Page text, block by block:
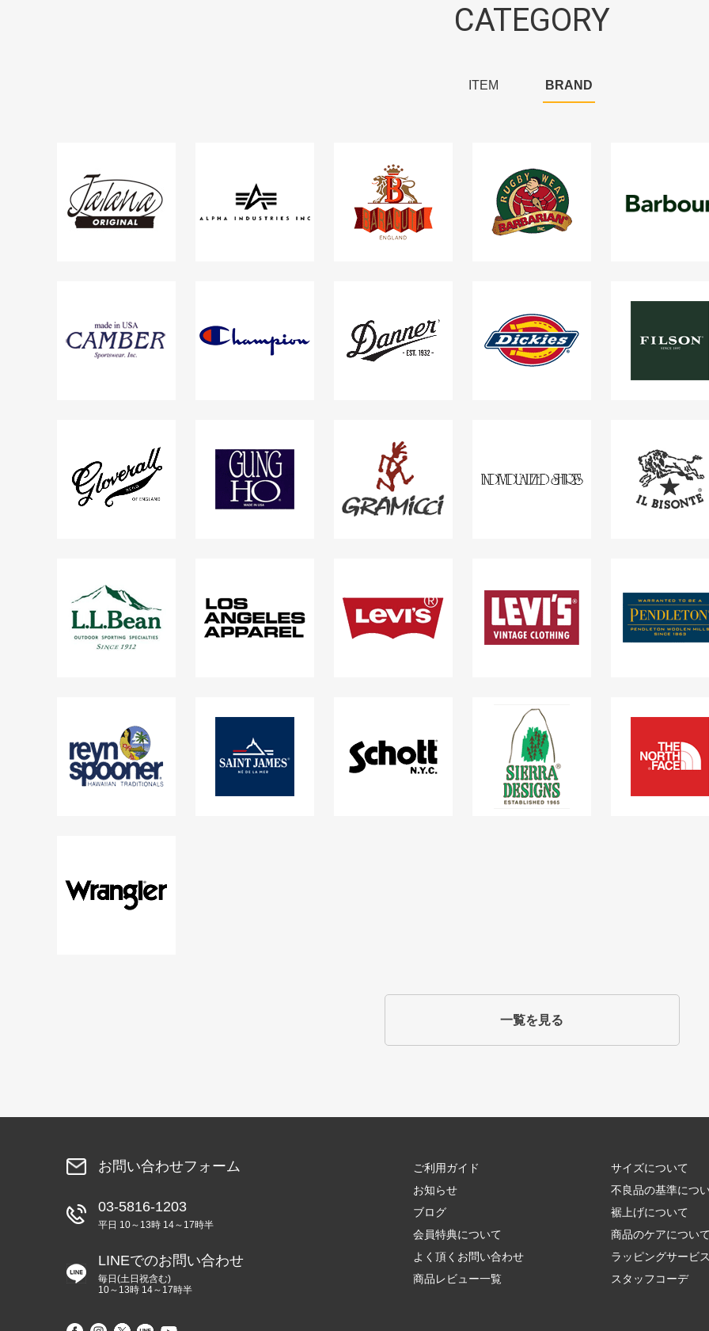
CATEGORY
ITEM BRAND
一覧を見る
お問い合わせフォーム
03-5816-1203
平日 10～13時 14～17時半
LINEでのお問い合わせ
毎日(土日祝含む)
10～13時 14～17時半
ご利用ガイド
お知らせ
ブログ
会員特典について
よく頂くお問い合わせ
商品レビュー一覧
サイズについて
不良品の基準につ
裾上げについて
商品のケアについて
ラッピングサービス
スタッフコーデ